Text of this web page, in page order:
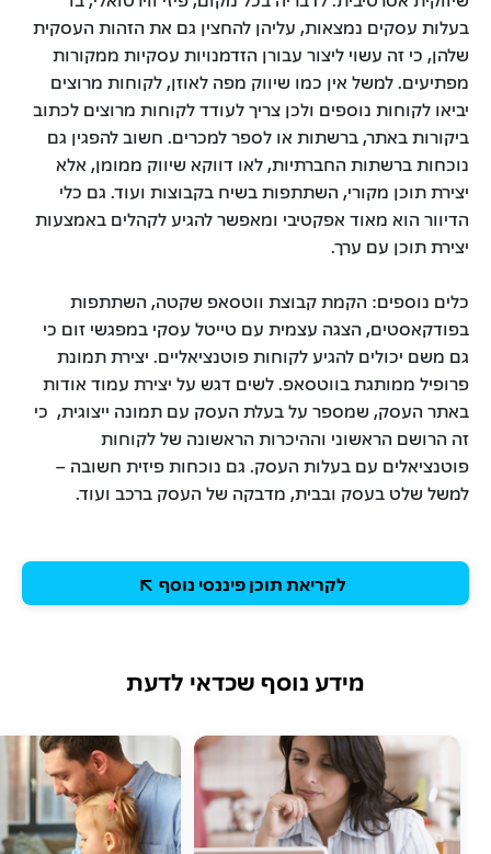
בעלות עסקים נמצאות, עליהן להחצין גם את הזהות העסקית
שלהן, כי זה עשוי ליצור עבורן הזדמנויות עסקיות ממקורות
מפתיעים. למשל אין כמו שיווק מפה לאוזן, לקוחות מרוצים
יביאו לקוחות נוספים ולכן צריך לעודד לקוחות מרוצים לכתוב
ביקורות באתר, ברשתות או לספר למכרים. חשוב להפגין גם
נוכחות ברשתות החברתיות, לאו דווקא שיווק ממומן, אלא
יצירת תוכן מקורי, השתתפות בשיח בקבוצות ועוד. גם כלי
הדיוור הוא מאוד אפקטיבי ומאפשר להגיע לקהלים באמצעות
יצירת תוכן עם ערך.
כלים נוספים: הקמת קבוצת ווטסאפ שקטה, השתתפות
בפודקאסטים, הצגה עצמית עם טייטל עסקי במפגשי זום כי
גם משם יכולים להגיע לקוחות פוטנציאליים. יצירת תמונת
פרופיל ממותגת בווטסאפ. לשים דגש על יצירת עמוד אודות
באתר העסק, שמספר על בעלת העסק עם תמונה ייצוגית, כי
זה הרושם הראשוני וההיכרות הראשונה של לקוחות
פוטנציאלים עם בעלות העסק. גם נוכחות פיזית חשובה –
למשל שלט בעסק ובבית, מדבקה של העסק ברכב ועוד.
לקריאת תוכן פיננסי נוסף
מידע נוסף שכדאי לדעת